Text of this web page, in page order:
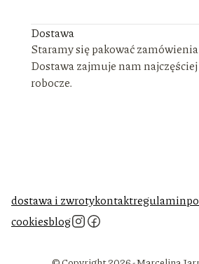
Dostawa
Staramy się pakować
Dostawa zajmuje nam
robocze.
dostawa i zwrotykontaktregulamin
cookiesblog